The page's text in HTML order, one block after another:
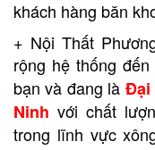
khách hàng băn
+ Nội Thất
rộng hệ thống đến
bạn và đang là Đại
Ninh với chất
trong lĩnh vực